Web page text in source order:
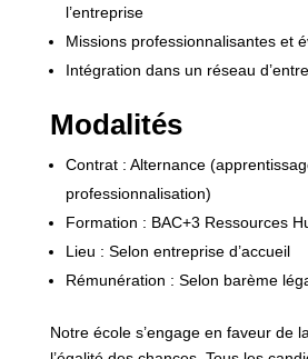
l’entreprise
Missions professionnalisantes et
Intégration dans un réseau
Modalités
Contrat : Alternance
professionnalisation)
Formation : BAC+3 Ressources
Lieu : Selon entreprise d’accueil
Rémunération : Selon barème
Notre école s’engage en faveur de